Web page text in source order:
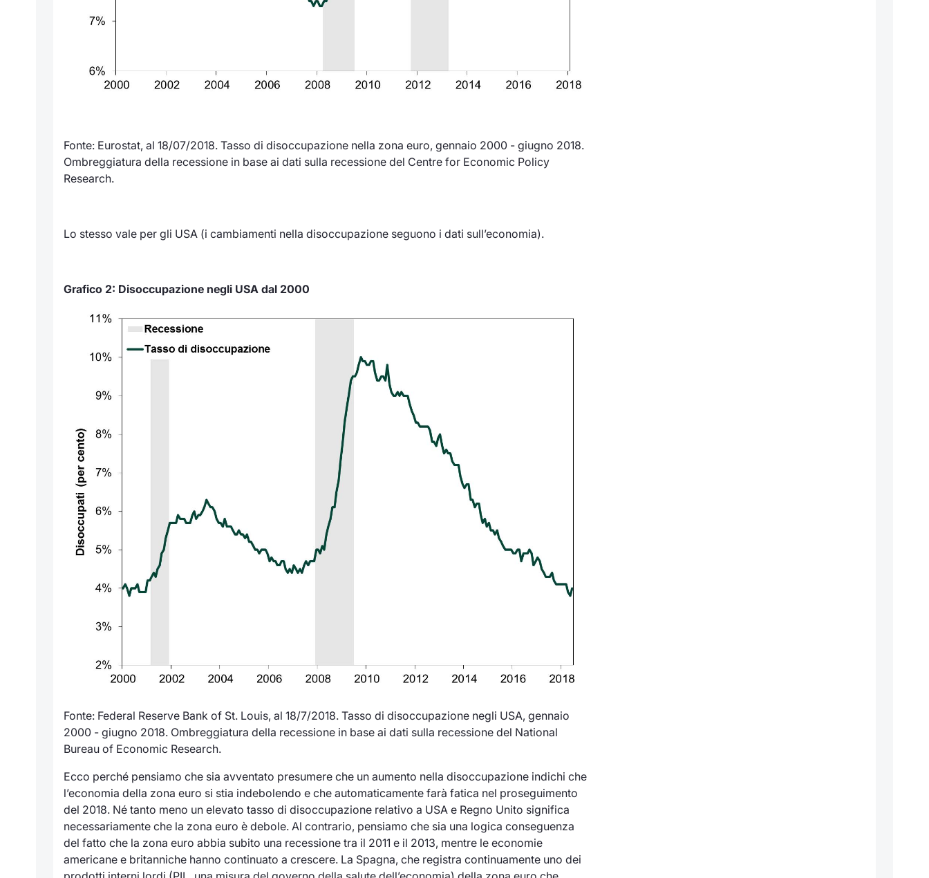
Fonte: Eurostat, al 18/07/2018. Tasso di disoccupazione nella zona euro, gennaio 2000 - giugno 2018.
Ombreggiatura della recessione in base ai dati sulla recessione del Centre for Economic Policy
Research.
Lo stesso vale per gli USA (i cambiamenti nella disoccupazione seguono i dati sull’economia).
Grafico 2: Disoccupazione negli USA dal 2000
Fonte: Federal Reserve Bank of St. Louis, al 18/7/2018. Tasso di disoccupazione negli USA, gennaio
2000 - giugno 2018. Ombreggiatura della recessione in base ai dati sulla recessione del National
Bureau of Economic Research.
Ecco perché pensiamo che sia avventato presumere che un aumento nella disoccupazione indichi che
l’economia della zona euro si stia indebolendo e che automaticamente farà fatica nel proseguimento
del 2018. Né tanto meno un elevato tasso di disoccupazione relativo a USA e Regno Unito significa
necessariamente che la zona euro è debole. Al contrario, pensiamo che sia una logica conseguenza
del fatto che la zona euro abbia subito una recessione tra il 2011 e il 2013, mentre le economie
americane e britanniche hanno continuato a crescere. La Spagna, che registra continuamente uno dei